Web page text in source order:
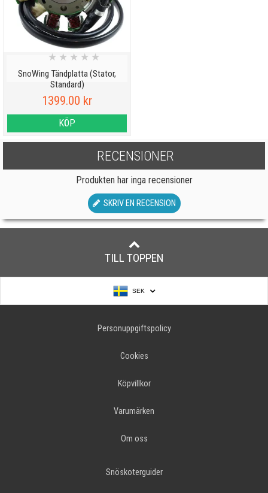
SnoWing Tändplatta (Stator,
Standard)
★ ★ ★ ★ ★
1399.00 kr
KÖP
RECENSIONER
Produkten har inga recensioner
SKRIV EN RECENSION
TILL TOPPEN
SEK
Personuppgiftspolicy
Cookies
Köpvillkor
Varumärken
Om oss
Snöskoterguider